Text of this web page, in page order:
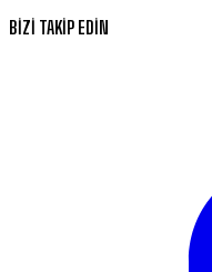
BİZİ TAKİP EDİN